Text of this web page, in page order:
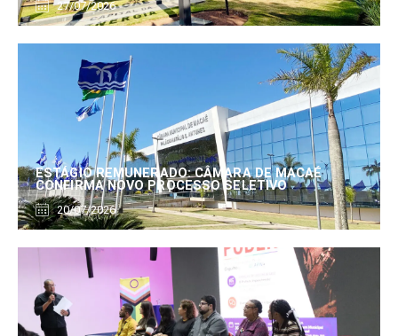
27/07/2026
ESTÁGIO REMUNERADO: CÂMARA DE MACAÉ
CONFIRMA NOVO PROCESSO SELETIVO
20/07/2026